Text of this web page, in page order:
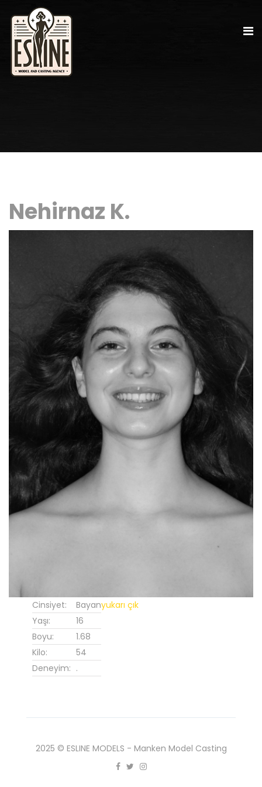
Nehirnaz K.
Cinsiyet:
Bayan
Yaşı:
16
Boyu:
1.68
Kilo:
54
Deneyim: .
yukarı çık
2025 © ESLINE MODELS - Manken Model Casting